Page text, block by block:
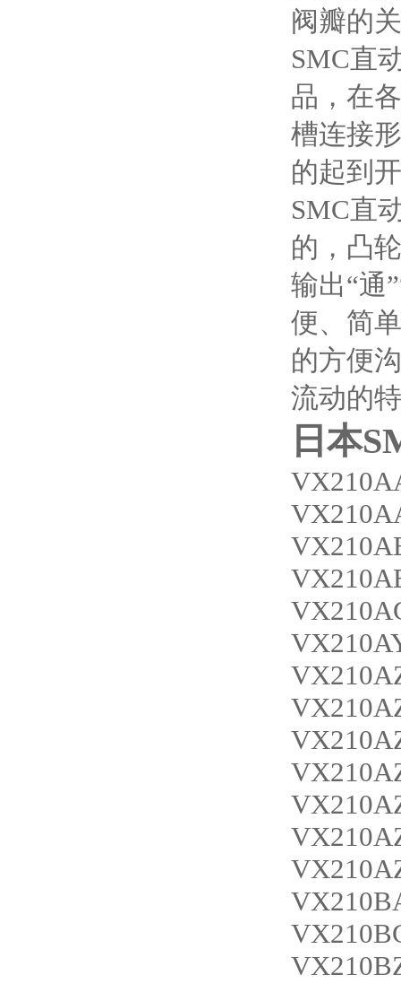
阀瓣的
SMC直
品，在
槽连接
的起到
SMC直
的，凸
输出“通
便、简
的方便
流动的
日本